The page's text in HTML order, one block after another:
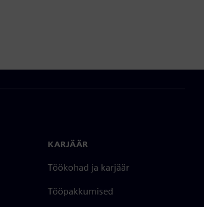
KARJÄÄR
Töökohad ja karjäär
Tööpakkumised